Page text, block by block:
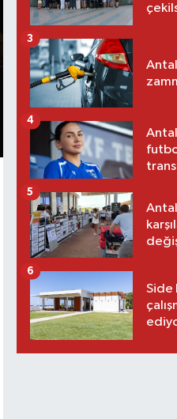
3
4
5
Side
6